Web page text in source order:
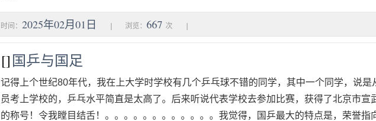
时间：2025年02月01日 | 浏览：667 次 |
[]国乒与国足
记得上个世纪80年代，我在上大学时学校有几个乒乓球不错的同学，其中一个同学，说是
员考上学校的，乒乓水平简直是太高了。后来听说代表学校去参加比赛，获得了北京市宣
的称号！令我瞠目结舌！。。。。。。。。。。。。我觉得，国乒最大的特点是，荣誉指